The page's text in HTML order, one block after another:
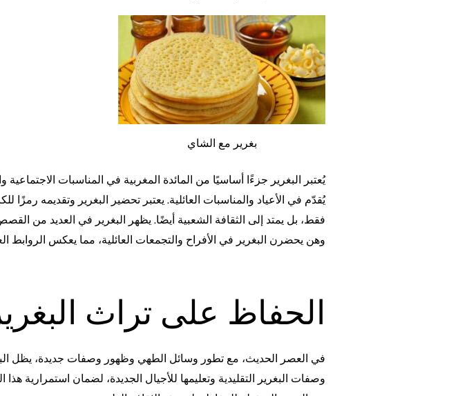
بغرير مع الشاي
يُعتبر البغرير جزءًا أساسيًا من المائدة المغربية في المناسبات
يُقدّم في الأعياد والمناسبات العائلية. يعتبر تحضير البغرير وتقديمه رمزًا
فقط، بل يمتد إلى الثقافة الشعبية أيضًا. يظهر البغرير في العديد من
وهن يحضرن البغرير في الأفراح والتجمعات العائلية، مما يعكس الروابط
الحفاظ على تراث
في العصر الحديث، مع تطور وسائل الطهي وظهور وصفات جديدة، يظل
وصفات البغرير التقليدية وتعليمها للأجيال الجديدة، لضمان استمرارية